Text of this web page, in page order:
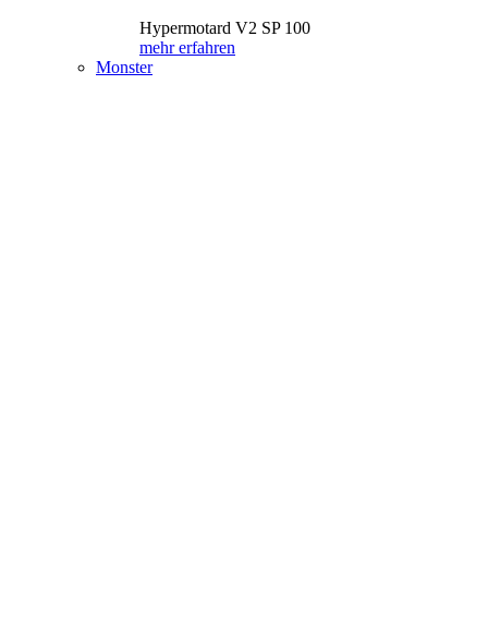
Hypermotard V2 SP 100
mehr erfahren
Monster